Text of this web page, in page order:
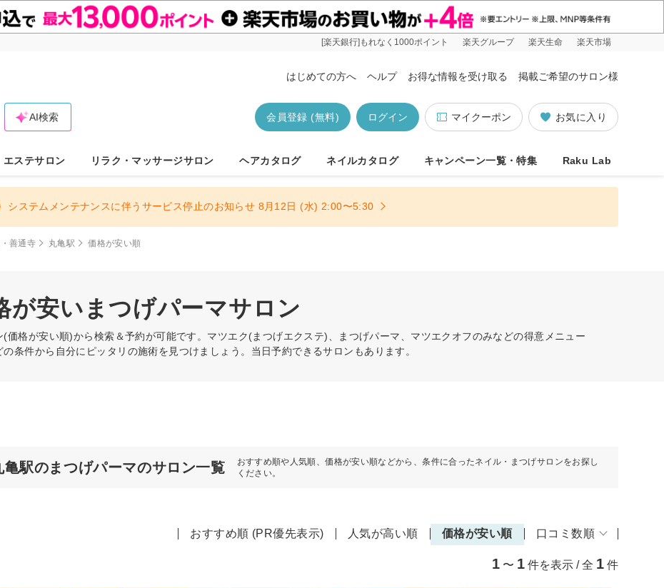
[楽天銀行]もれなく1000ポイント 楽天グループ 楽天生命 楽天市場
はじめての方へ ヘルプ お得な情報を受け取る 掲載ご希望のサロン様
お気に入り
マイクーポン
ログイン
会員登録 (無料)
AI検索
エステサロン リラク・マッサージサロン ヘアカタログ ネイルカタログ キャンペーン一覧・特集 Raku Lab
システムメンテナンスに伴うサービス停止のお知らせ 8月12日 (水) 2:00〜5:30
善通寺 丸亀駅 価格が安い順
が安いまつげパーマサロン
(価格が安い順)から検索＆予約が可能です。マツエク(まつげエクステ)、まつげパーマ、マツエクオフのみなどの得意メニュー
条件から自分にピッタリの施術を見つけましょう。当日予約できるサロンもあります。
亀駅のまつげパーマのサロン一覧
おすすめ順や人気順、価格が安い順などから、条件に合ったネイル・まつげサロンをお探し
ください。
おすすめ順 (PR優先表示) 人気が高い順 価格が安い順 口コミ数順
1 〜 1 件を表示 / 全 1 件